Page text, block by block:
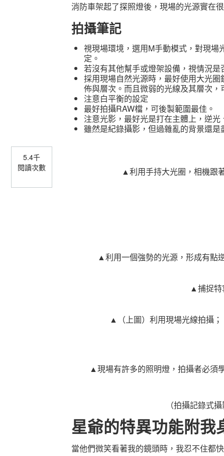
5.4千
閱讀次數
消防車架起了探照燈後，現場的光源實在
拍攝筆記
視現場環境，選用M手動模式，對現場
定。
若沒有其他幫手或燈架設備，視情況是
採用現場自然光源時，最好使用大光
佈與層次。而且微弱的光線及其層次，
注意白平衡的設定
最好拍攝RAW檔，可後製範圍最佳。
注意光影，最好光是打在主體上，逆光
雖然是紀錄攝影，但過雜亂的背景還
▲利用手持大光圈，相機跟
▲利用一個強勢的光源，形成有點
▲捕捉特
▲（上圖）利用現場光線拍攝
▲現場有許多的照明燈，拍攝者必須
（拍攝記錄式
星爺的特異功能附我
當他們微笑看著我的鏡頭時，我忍不住都